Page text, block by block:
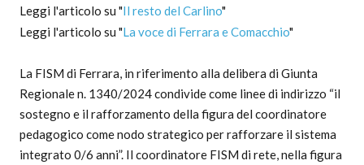
Leggi l'articolo su "Il resto del Carlino"
Leggi l'articolo su "La voce di Ferrara e Comacchio"
La FISM di Ferrara, in riferimento alla delibera di Giunta
Regionale n. 1340/2024 condivide come linee di indirizzo “il
sostegno e il rafforzamento della figura del coordinatore
pedagogico come nodo strategico per rafforzare il sistema
integrato 0/6 anni”. Il coordinatore FISM di rete, nella figura